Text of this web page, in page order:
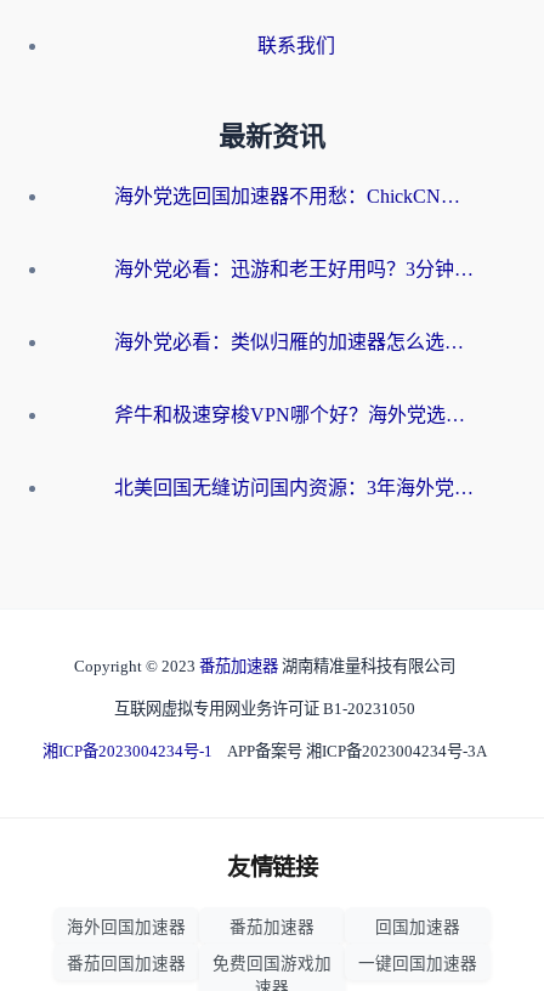
联系我们
最新资讯
海外党选回国加速器不用愁：ChickCN和洞见哪个好？一篇搞定所有疑问
海外党必看：迅游和老王好用吗？3分钟选对加速国内网络的加速器
海外党必看：类似归雁的加速器怎么选？一篇搞定无缝访问国内资源
斧牛和极速穿梭VPN哪个好？海外党选回国加速器必看的真实对比与避坑指南
北美回国无缝访问国内资源：3年海外党亲测的加速器选择指南
Copyright © 2023 番茄加速器 湖南精准量科技有限公司
互联网虚拟专用网业务许可证 B1-20231050
湘ICP备2023004234号-1 APP备案号 湘ICP备2023004234号-3A
友情链接
海外回国加速器 番茄加速器
回国加速器
番茄回国加速器
免费回国游戏加
一键回国加速器